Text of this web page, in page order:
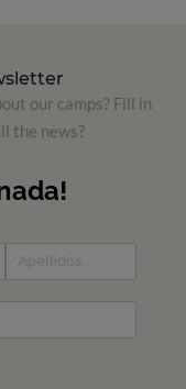
our camps? Fill in
the news?